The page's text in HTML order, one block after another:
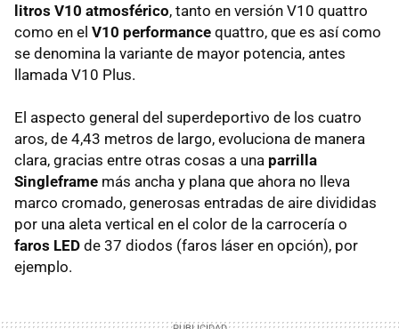
litros V10 atmosférico, tanto en versión V10 quattro
como en el V10 performance quattro, que es así como
se denomina la variante de mayor potencia, antes
llamada V10 Plus.
El aspecto general del superdeportivo de los cuatro
aros, de 4,43 metros de largo, evoluciona de manera
clara, gracias entre otras cosas a una parrilla
Singleframe más ancha y plana que ahora no lleva
marco cromado, generosas entradas de aire divididas
por una aleta vertical en el color de la carrocería o
faros LED de 37 diodos (faros láser en opción), por
ejemplo.